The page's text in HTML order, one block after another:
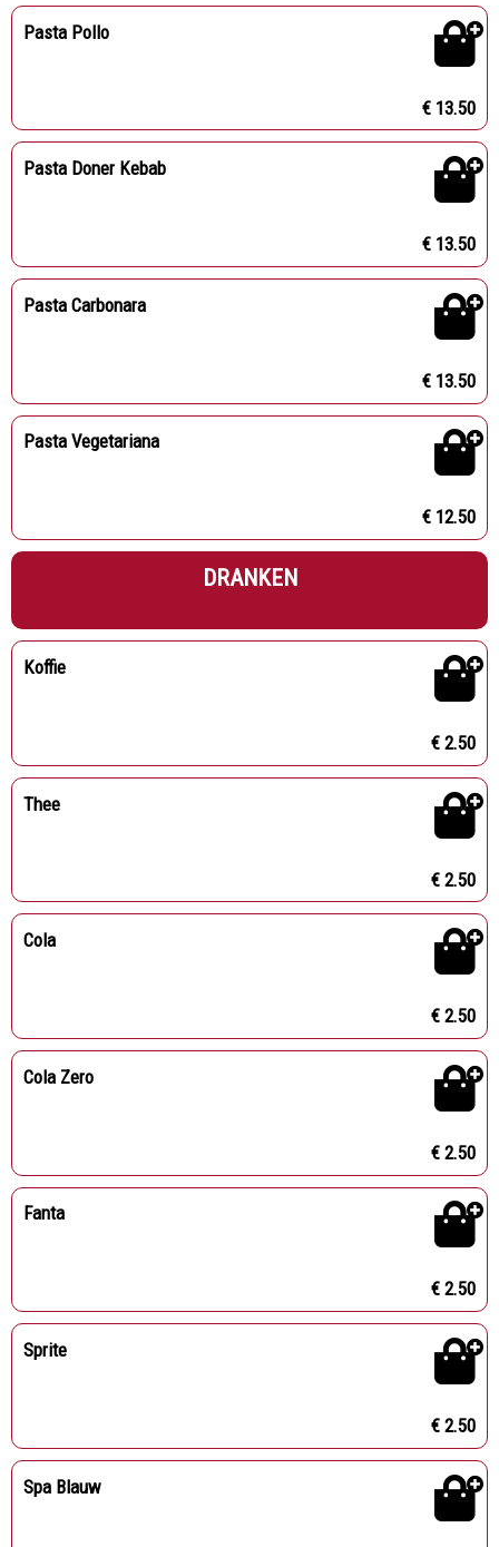
Pasta Pollo
€ 13.50
Pasta Doner Kebab
€ 13.50
Pasta Carbonara
€ 13.50
Pasta Vegetariana
€ 12.50
DRANKEN
Koffie
€ 2.50
Thee
€ 2.50
Cola
€ 2.50
Cola Zero
€ 2.50
Fanta
€ 2.50
Sprite
€ 2.50
Spa Blauw